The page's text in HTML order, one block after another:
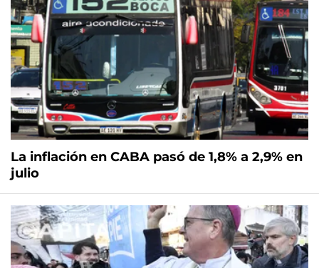
La inflación en CABA pasó de 1,8% a 2,9% en
julio